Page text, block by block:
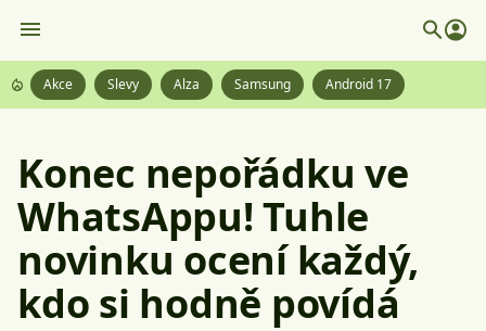
Akce Slevy Alza Samsung Android 17
Konec nepořádku ve
WhatsAppu! Tuhle
novinku ocení každý,
kdo si hodně povídá